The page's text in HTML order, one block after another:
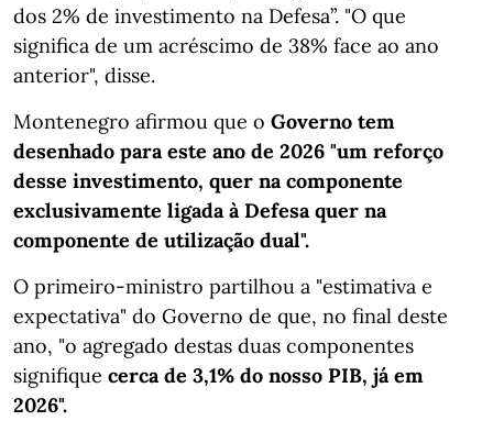
dos 2% de investimento na Defesa”. "O que
significa de um acréscimo de 38% face ao ano
anterior", disse.
Montenegro afirmou que o Governo tem
desenhado para este ano de 2026 "um reforço
desse investimento, quer na componente
exclusivamente ligada à Defesa quer na
componente de utilização dual".
O primeiro-ministro partilhou a "estimativa e
expectativa" do Governo de que, no final deste
ano, "o agregado destas duas componentes
signifique cerca de 3,1% do nosso PIB, já em
2026".